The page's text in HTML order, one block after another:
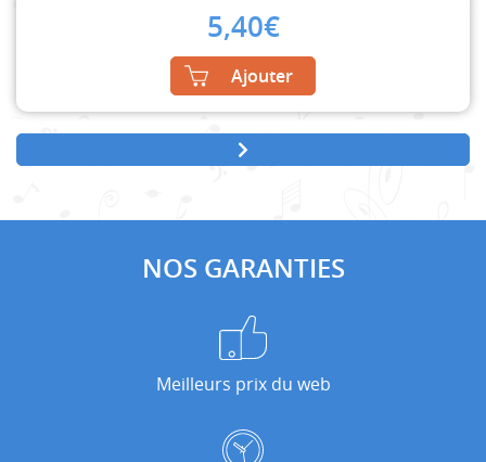
5,40€
Ajouter
NOS GARANTIES
Meilleurs prix du web